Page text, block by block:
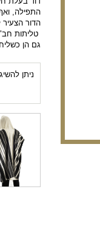
התפילה,
הדור
טליתות
גם הן
ניתן